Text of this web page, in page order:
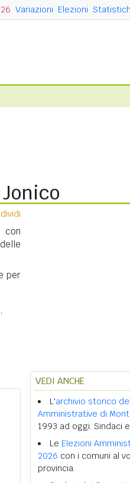
Variazioni Elezioni
con
per
VEDI ANCHE
L'archivio storico
Amministrative di
1993 ad oggi. Sindaci
Le Elezioni
2026 con i comuni al
provincia.